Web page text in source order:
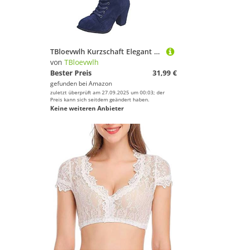
TBloevwlh Kurzschaft Elegant Atmungsaktiv Boots Absatz Bequemer Stiefeletten Freizeitschuhe Winter Anliegender Looks Fashion Schneestiefel Aus Winterstiefel Futter Westernstiefel Herbst Stiefel
von TBloevwlh
Bester Preis
31,99 €
gefunden bei Amazon
zuletzt überprüft am 27.09.2025 um 00:03; der
Preis kann sich seitdem geändert haben.
Keine weiteren Anbieter